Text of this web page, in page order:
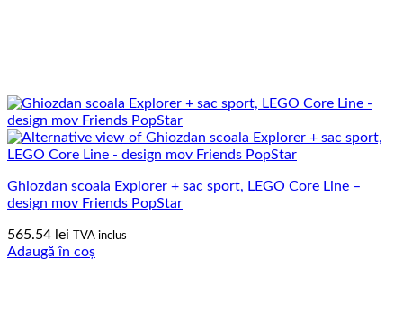
Ghiozdan scoala Explorer + sac sport, LEGO Core Line –
design mov Friends PopStar
565.54 lei TVA inclus
Adaugă în coș